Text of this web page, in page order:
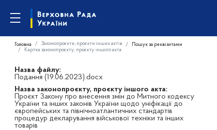
Головна Законопроєкти, проєкти інших актів
Пошук за реквізитами
Картка законопроєкту, проєкту іншого акта
Назва файлу:
Подання (19.06.2023).docx
Назва законопроєкту, проєкту іншого акта:
Проєкт Закону про внесення змін до Митного кодексу
України та інших законів України щодо уніфікації до
європейських та північноатлантичних стандартів
процедур декларування військової техніки та інших
товарів